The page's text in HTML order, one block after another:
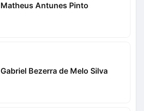
Matheus Antunes Pinto
Gabriel Bezerra de Melo Silva